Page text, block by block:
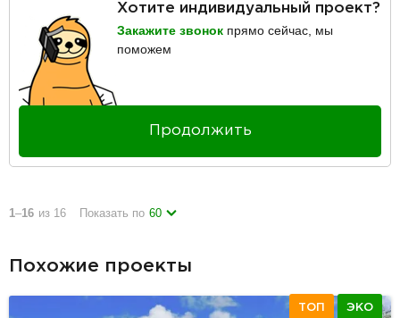
Хотите индивидуальный проект?
Закажите звонок прямо сейчас, мы
поможем
Продолжить
1–16 из 16 Показать по 60
Похожие проекты
ТОП ЭКО